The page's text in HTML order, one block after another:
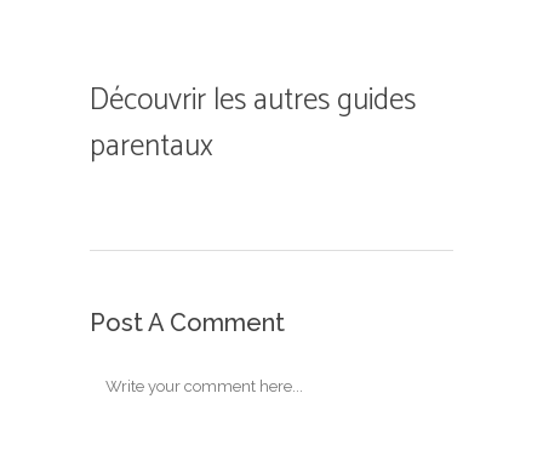
Découvrir les autres guides
parentaux
Post A Comment